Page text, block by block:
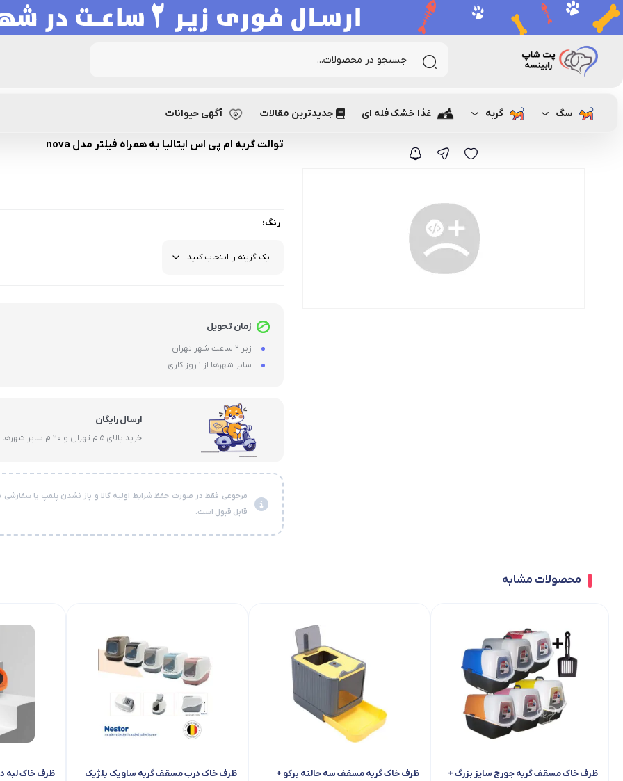
سگ گربه غذا خشک فله ای جدیدترین مقالات آگهی حیوانات
رابینسه
توالت گربه ام پی اس ایتالیا به همراه فیلتر مدل nova
رنگ:
زمان تحویل
زیر 2 ساعت شهر تهران
سایر شهرها از 1 روز کاری
ارسال رایگان
خرید بالای 5 م تهران و 20 م سایر شهرها
مرجوعی فقط در صورت حفظ شرایط اولیه کالا و باز نشدن پلمپ یا سفارشی
قابل قبول است.
محصولات مشابه
ظرف خاک مسقف گربه جورج سایز بزرگ +
ظرف خاک گربه مسقف سه حالته برکو +
ظرف خاک درب مسقف گربه ساویک بلژیک
ظرف خاک لبه